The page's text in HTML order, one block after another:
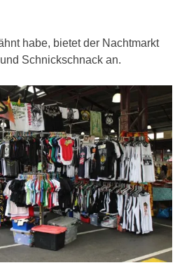
habe, bietet der Nachtmarkt
Schnickschnack an.